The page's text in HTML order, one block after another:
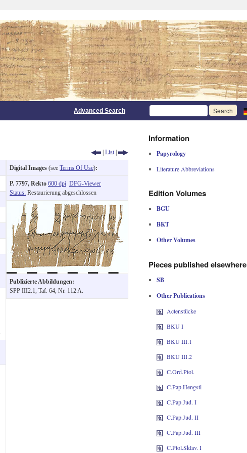
Advanced Search
| List |
Digital Images (see Terms Of Use):
P. 7797, Rekto 600 dpi DFG-Viewer
Status: Restaurierung abgeschlossen
Publizierte Abbildungen:
SPP III2.1, Taf. 64, Nr. 112 A.
Information
Papyrology
Literature Abbreviations
Edition Volumes
BGU
BKT
Other Volumes
Pieces published elsewhere
SB
Other Publications
Actenstücke
BKU I
BKU III.1
BKU III.2
C.Ord.Ptol.
C.Pap.Hengstl
C.Pap.Jud. I
C.Pap.Jud. II
C.Pap.Jud. III
C.Ptol.Sklav. I